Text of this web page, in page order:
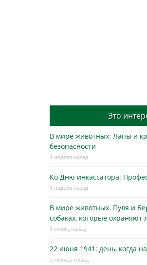
Это
В мире животных: Лапы и
безопасности
1 неделя назад
Ко Дню инкассатора:
1 неделя назад
В мире животных. Пуля и
собаках, которые охраняют
1 месяц назад
22 июня 1941: день, когда
2 месяца назад